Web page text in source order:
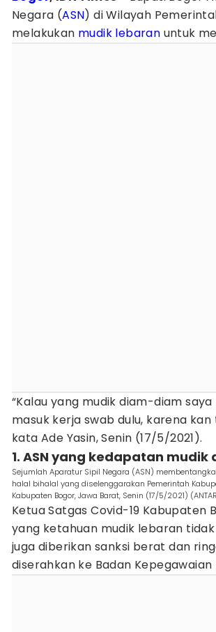
Negara (ASN) di Wilayah
melakukan mudik lebaran untuk
“Kalau yang mudik diam-diam
masuk kerja swab dulu, karena
kata Ade Yasin, Senin (17/5/2021).
1. ASN yang kedapatan
Sejumlah Aparatur Sipil Negara (ASN)
halal bihalal yang diselenggarakan Pemerintah
Kabupaten Bogor, Jawa Barat, Senin (17/5/2021)
Ketua Satgas Covid-19 Kabupaten
yang ketahuan mudik lebaran
juga diberikan sanksi berat dan
diserahkan ke Badan